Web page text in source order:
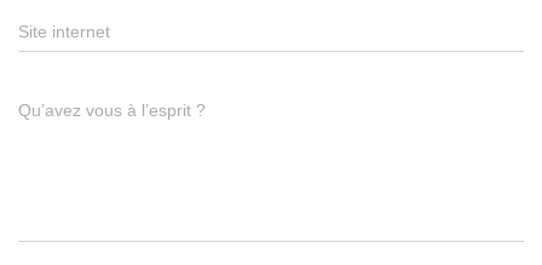
Site internet
Qu’avez vous à l’esprit ?